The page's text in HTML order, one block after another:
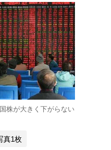
株が大きく下がらない
真1枚